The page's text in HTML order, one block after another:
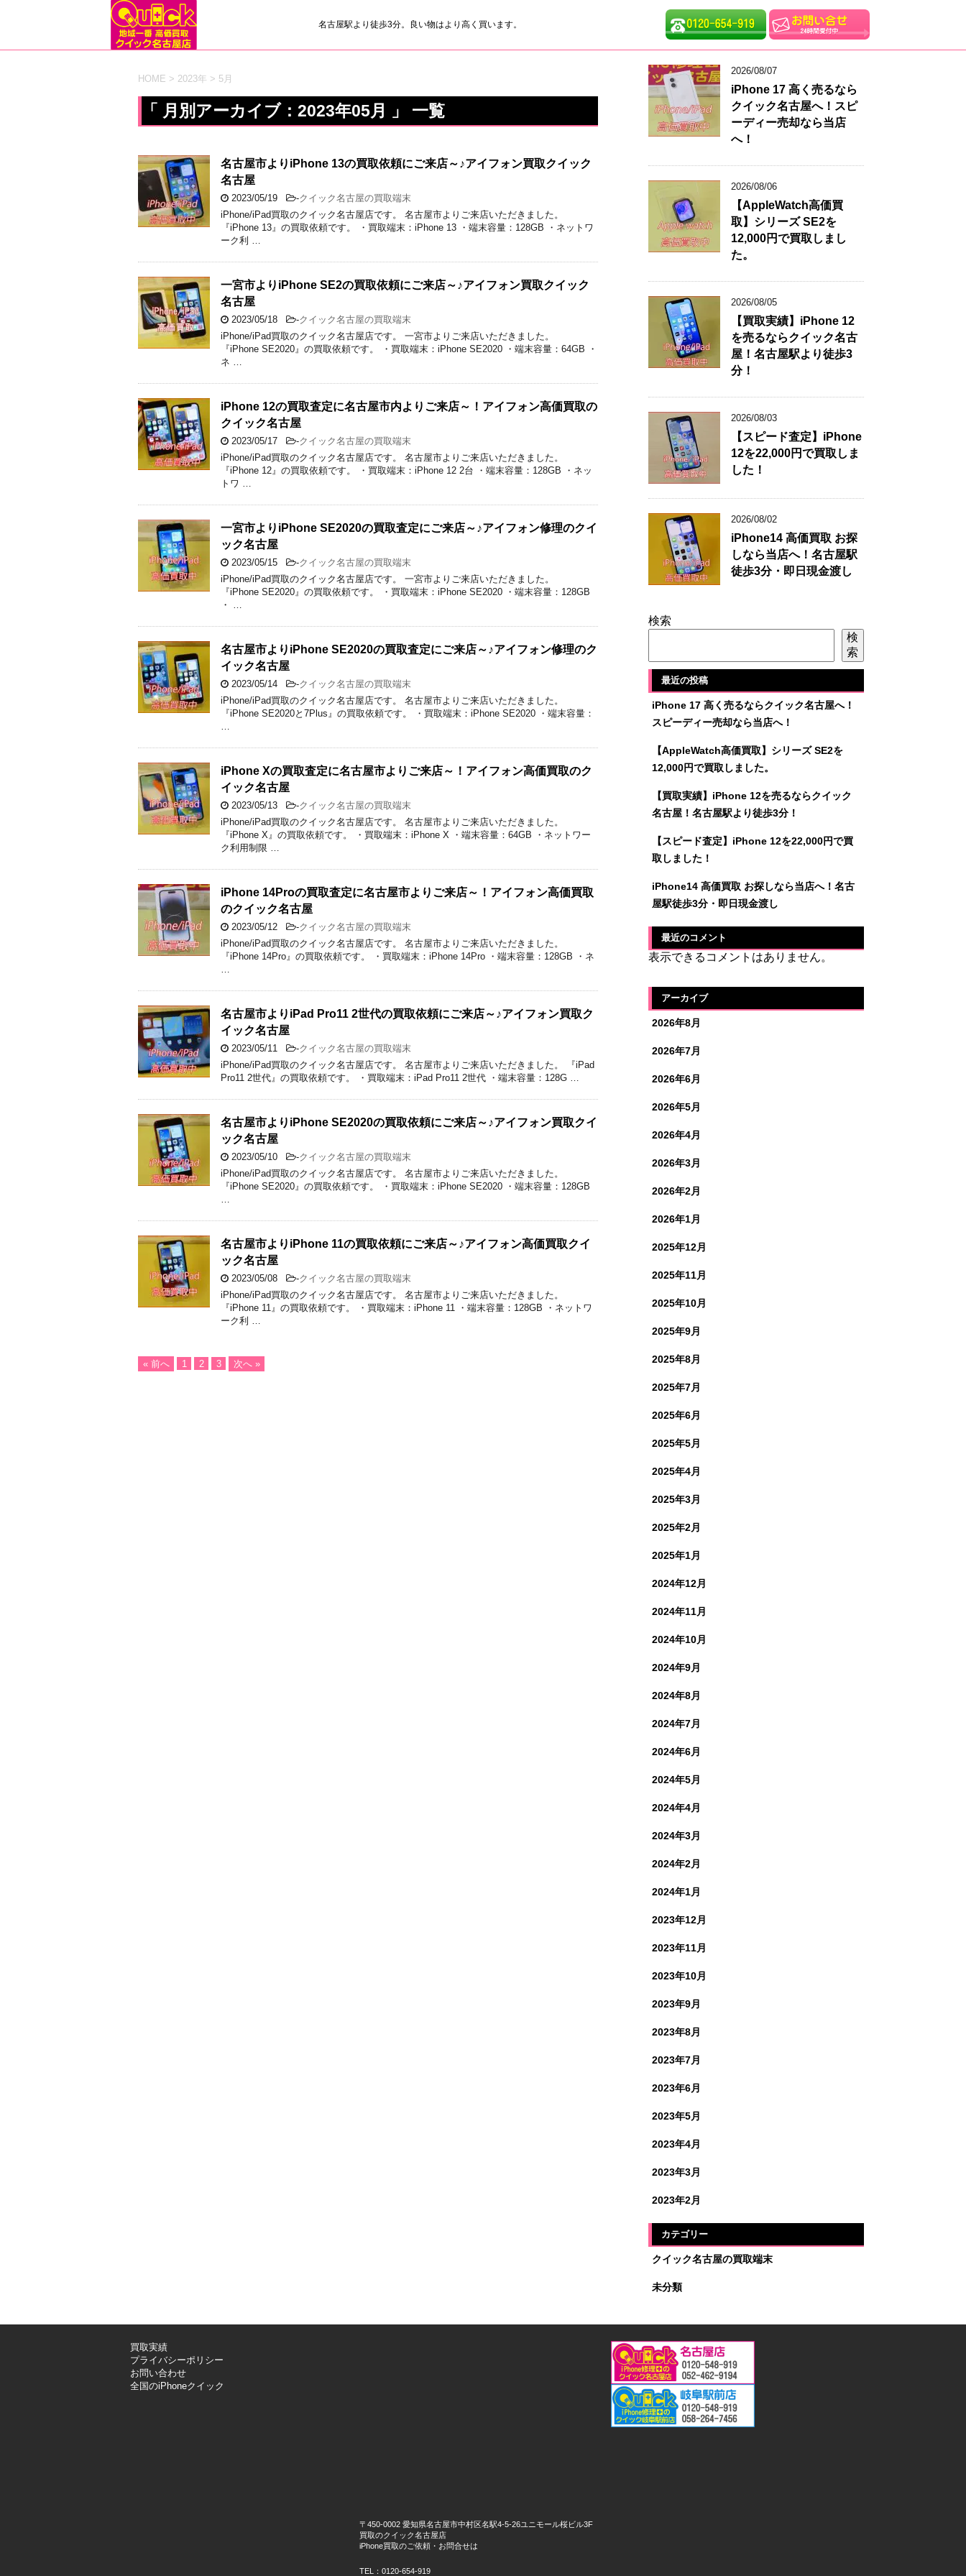
名古屋駅より徒歩3分。良い物はより高く買います。
HOME > 2023年 > 5月
「 月別アーカイブ：2023年05月 」 一覧
名古屋市よりiPhone 13の買取依頼にご来店～♪アイフォン買取クイック
名古屋
2023/05/19 -クイック名古屋の買取端末
iPhone/iPad買取のクイック名古屋店です。 名古屋市よりご来店いただきました。
『iPhone 13』の買取依頼です。 ・買取端末：iPhone 13 ・端末容量：128GB ・ネットワ
ーク利 …
一宮市よりiPhone SE2の買取依頼にご来店～♪アイフォン買取クイック
名古屋
2023/05/18 -クイック名古屋の買取端末
iPhone/iPad買取のクイック名古屋店です。 一宮市よりご来店いただきました。
『iPhone SE2020』の買取依頼です。 ・買取端末：iPhone SE2020 ・端末容量：64GB ・
ネ …
iPhone 12の買取査定に名古屋市内よりご来店～！アイフォン高価買取の
クイック名古屋
2023/05/17 -クイック名古屋の買取端末
iPhone/iPad買取のクイック名古屋店です。 名古屋市よりご来店いただきました。
『iPhone 12』の買取依頼です。 ・買取端末：iPhone 12 2台 ・端末容量：128GB ・ネッ
トワ …
一宮市よりiPhone SE2020の買取査定にご来店～♪アイフォン修理のクイ
ック名古屋
2023/05/15 -クイック名古屋の買取端末
iPhone/iPad買取のクイック名古屋店です。 一宮市よりご来店いただきました。
『iPhone SE2020』の買取依頼です。 ・買取端末：iPhone SE2020 ・端末容量：128GB
・ …
名古屋市よりiPhone SE2020の買取査定にご来店～♪アイフォン修理のク
イック名古屋
2023/05/14 -クイック名古屋の買取端末
iPhone/iPad買取のクイック名古屋店です。 名古屋市よりご来店いただきました。
『iPhone SE2020と7Plus』の買取依頼です。 ・買取端末：iPhone SE2020 ・端末容量：
…
iPhone Xの買取査定に名古屋市よりご来店～！アイフォン高価買取のク
イック名古屋
2023/05/13 -クイック名古屋の買取端末
iPhone/iPad買取のクイック名古屋店です。 名古屋市よりご来店いただきました。
『iPhone X』の買取依頼です。 ・買取端末：iPhone X ・端末容量：64GB ・ネットワー
ク利用制限 …
iPhone 14Proの買取査定に名古屋市よりご来店～！アイフォン高価買取
のクイック名古屋
2023/05/12 -クイック名古屋の買取端末
iPhone/iPad買取のクイック名古屋店です。 名古屋市よりご来店いただきました。
『iPhone 14Pro』の買取依頼です。 ・買取端末：iPhone 14Pro ・端末容量：128GB ・ネ
…
名古屋市よりiPad Pro11 2世代の買取依頼にご来店～♪アイフォン買取ク
イック名古屋
2023/05/11 -クイック名古屋の買取端末
iPhone/iPad買取のクイック名古屋店です。 名古屋市よりご来店いただきました。 『iPad
Pro11 2世代』の買取依頼です。 ・買取端末：iPad Pro11 2世代 ・端末容量：128G …
名古屋市よりiPhone SE2020の買取依頼にご来店～♪アイフォン買取クイ
ック名古屋
2023/05/10 -クイック名古屋の買取端末
iPhone/iPad買取のクイック名古屋店です。 名古屋市よりご来店いただきました。
『iPhone SE2020』の買取依頼です。 ・買取端末：iPhone SE2020 ・端末容量：128GB
…
名古屋市よりiPhone 11の買取依頼にご来店～♪アイフォン高価買取クイ
ック名古屋
2023/05/08 -クイック名古屋の買取端末
iPhone/iPad買取のクイック名古屋店です。 名古屋市よりご来店いただきました。
『iPhone 11』の買取依頼です。 ・買取端末：iPhone 11 ・端末容量：128GB ・ネットワ
ーク利 …
« 前へ 1 2 3 次へ »
2026/08/07
iPhone 17 高く売るなら
クイック名古屋へ！スピ
ーディー売却なら当店
へ！
2026/08/06
【AppleWatch高価買
取】シリーズ SE2を
12,000円で買取しまし
た。
2026/08/05
【買取実績】iPhone 12
を売るならクイック名古
屋！名古屋駅より徒歩3
分！
2026/08/03
【スピード査定】iPhone
12を22,000円で買取しま
した！
2026/08/02
iPhone14 高価買取 お探
しなら当店へ！名古屋駅
徒歩3分・即日現金渡し
検索
検
索
最近の投稿
iPhone 17 高く売るならクイック名古屋へ！
スピーディー売却なら当店へ！
【AppleWatch高価買取】シリーズ SE2を
12,000円で買取しました。
【買取実績】iPhone 12を売るならクイック
名古屋！名古屋駅より徒歩3分！
【スピード査定】iPhone 12を22,000円で買
取しました！
iPhone14 高価買取 お探しなら当店へ！名古
屋駅徒歩3分・即日現金渡し
最近のコメント
表示できるコメントはありません。
アーカイブ
2026年8月
2026年7月
2026年6月
2026年5月
2026年4月
2026年3月
2026年2月
2026年1月
2025年12月
2025年11月
2025年10月
2025年9月
2025年8月
2025年7月
2025年6月
2025年5月
2025年4月
2025年3月
2025年2月
2025年1月
2024年12月
2024年11月
2024年10月
2024年9月
2024年8月
2024年7月
2024年6月
2024年5月
2024年4月
2024年3月
2024年2月
2024年1月
2023年12月
2023年11月
2023年10月
2023年9月
2023年8月
2023年7月
2023年6月
2023年5月
2023年4月
2023年3月
2023年2月
カテゴリー
クイック名古屋の買取端末
未分類
買取実績
プライバシーポリシー
お問い合わせ
全国のiPhoneクイック
〒450-0002 愛知県名古屋市中村区名駅4-5-26ユニモール桜ビル3F
買取のクイック名古屋店
iPhone買取のご依頼・お問合せは
TEL：0120-654-919